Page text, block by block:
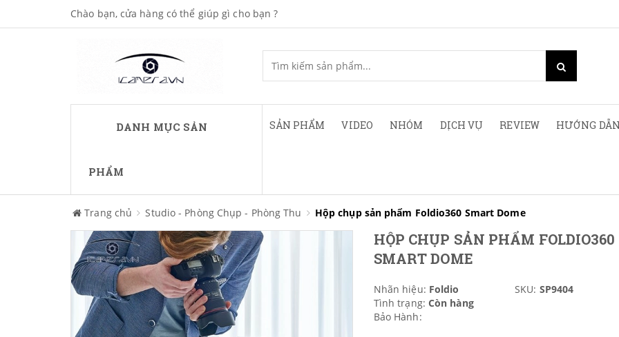
Chào bạn, cửa hàng có thể giúp gì cho bạn ?
DANH MỤC SẢN
PHẨM
SẢN PHẨM VIDEO NHÓM DỊCH VỤ REVIEW HƯỚNG
Trang chủ Studio - Phòng Chụp - Phòng Thu Hộp chụp sản phẩm Foldio360 Smart Dome
HỘP CHỤP SẢN PHẨM FOLDIO360
SMART DOME
Nhãn hiệu: Foldio SKU: SP9404
Tình trạng: Còn hàng
Bảo Hành: